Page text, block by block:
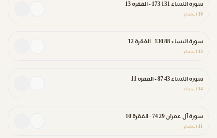
سورة النساء 131 173 - الفقرة 13
10 استماع
سورة النساء 88 130 - الفقرة 12
13 استماع
سورة النساء 43 87 - الفقرة 11
14 استماع
سورة آل عمران 29 74 - الفقرة 10
11 استماع